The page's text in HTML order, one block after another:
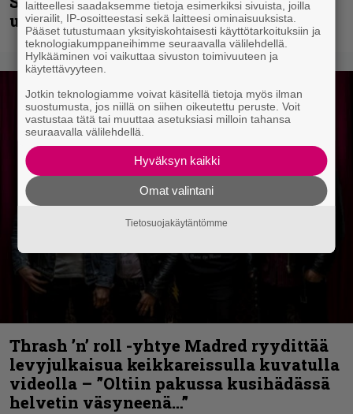
uudella videollaan
Thrash ’n’ roll -yhtye Madred ryydittää
levyjulkaisua keikkareissulla kuvatulla
videolla – ”Oltiin pakussa kusihädässä
helvetin väsyneenä…”
laitteellesi saadaksemme tietoja esimerkiksi sivuista, joilla
vierailit, IP-osoitteestasi sekä laitteesi ominaisuuksista.
Pääset tutustumaan yksityiskohtaisesti käyttötarkoituksiin ja
teknologiakumppaneihimme seuraavalla välilehdellä.
Hylkääminen voi vaikuttaa sivuston toimivuuteen ja
käytettävyyteen.
Jotkin teknologiamme voivat käsitellä tietoja myös ilman
suostumusta, jos niillä on siihen oikeutettu peruste. Voit
vastustaa tätä tai muuttaa asetuksiasi milloin tahansa
seuraavalla välilehdellä.
Hyväksyn kaikki
Omat valintani
Tietosuojakäytäntömme